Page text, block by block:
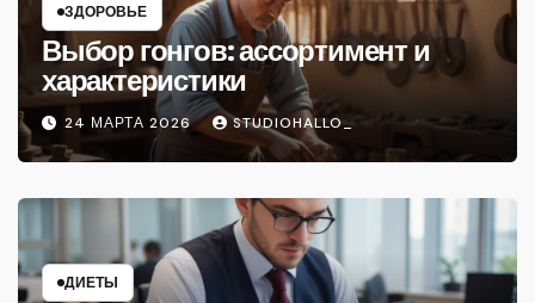
ЗДОРОВЬЕ
Выбор гонгов: ассортимент и
характеристики
24 МАРТА 2026 STUDIOHALLO_
ДИЕТЫ